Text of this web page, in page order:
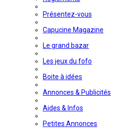
Présentez-vous
Capucine Magazine
Le grand bazar
Les jeux du fofo
Boite à idées
Annonces & Publicités
Aides & Infos
Petites Annonces